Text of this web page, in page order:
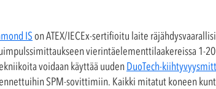
ISon ATEX/IECEx-sertifioitu laite
vierintäelementtilaakereissa 1-
voidaan käyttää uudenDuoTech-
SPM-sovittimiin. Kaikki mitatut koneen